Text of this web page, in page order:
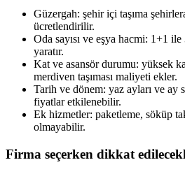
Güzergah: şehir içi taşıma
ücretlendirilir.
Oda sayısı ve eşya hacmi: 1+1
yaratır.
Kat ve asansör durumu: yüksek
merdiven taşıması maliyeti ekler.
Tarih ve dönem: yaz ayları ve ay
fiyatlar etkilenebilir.
Ek hizmetler: paketleme, söküp
olmayabilir.
Firma seçerken dikkat